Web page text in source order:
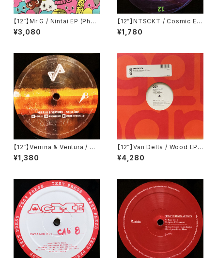
【12”】Mr G / Nintai EP (Phoe
nix G.) (PG077)
¥3,080
【12”】NTSCKT / Cosmic EP
(Pleasure Zone Limited) (P
LZ012LTD)
¥1,780
【12”】Verrina & Ventura / Co
clea EP (Propaganda Reco
rds) (PR002)
¥1,380
【12”】Van Delta / Wood EP
(Groove Attack Production
s) (GAP 083)
¥4,280